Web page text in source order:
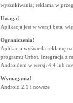
wyszukiwania; reklama w
Uwaga!
Aplikacja jest w wersji beta,
Ograniczenia!
Aplikacja wyświetla reklamę
programu Orbot. Integracja z
Androidem w wersji 4.4 lub
Wymagania!
Android 2.1 i nowsze